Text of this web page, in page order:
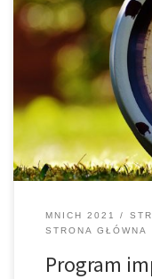
01.05.2021 r. Sobota
pakietów
istnieje również
Niedziela godz. 7.00-
startowych al.
również możliwość
9.30 – start […]
MNICH 2021
STRONA GŁÓWNA
Program